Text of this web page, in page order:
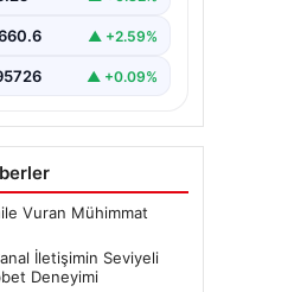
▲ +2.59%
▲ +0.09%
Vuran Mühimmat
İletişimin Seviyeli
Deneyimi